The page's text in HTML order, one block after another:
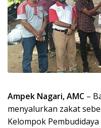
Ampek Nagari, AMC –
menyalurkan zakat
Kelompok